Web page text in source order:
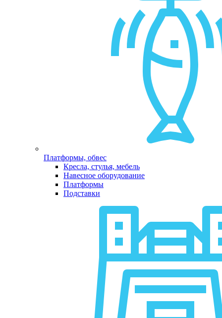
Платформы, обвес
Кресла, стулья, мебель
Навесное оборудование
Платформы
Подставки